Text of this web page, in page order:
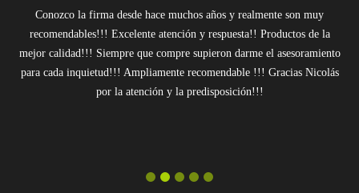
Conozco la firma desde hace muchos años y realmente son muy
recomendables!!! Excelente atención y respuesta!! Productos de la
mejor calidad!!! Siempre que compre supieron darme el asesoramiento
para cada inquietud!!! Ampliamente recomendable !!! Gracias Nicolás
por la atención y la predisposición!!!